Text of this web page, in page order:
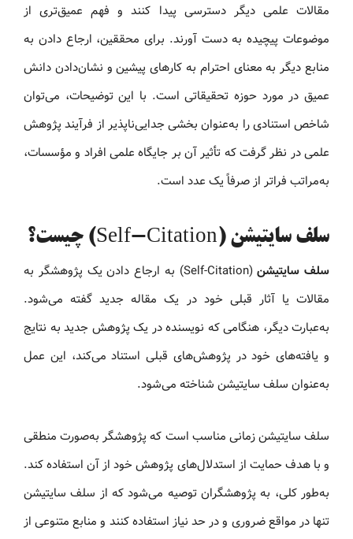
مقالات علمی دیگر دسترسی پیدا کنند و فهم عمیق‌تری از
موضوعات پیچیده به دست آورند. برای محققین، ارجاع دادن به
منابع دیگر به معنای احترام به کارهای پیشین و نشان‌دادن دانش
عمیق در مورد حوزه تحقیقاتی است. با این توضیحات، می‌توان
شاخص استنادی را به‌عنوان بخشی جدایی‌ناپذیر از فرآیند پژوهش
علمی در نظر گرفت که تأثیر آن بر جایگاه علمی افراد و مؤسسات،
به‌مراتب فراتر از صرفاً یک عدد است.
سلف سایتیشن (Self-Citation) چیست؟
سلف سایتیشن
(Self-Citation) به ارجاع دادن یک پژوهشگر به
مقالات یا آثار قبلی خود در یک مقاله جدید گفته می‌شود.
به‌عبارت دیگر، هنگامی که نویسنده در یک پژوهش جدید به نتایج
و یافته‌های خود در پژوهش‌های قبلی استناد می‌کند، این عمل
به‌عنوان سلف سایتیشن شناخته می‌شود.
سلف سایتیشن زمانی مناسب است که پژوهشگر به‌صورت منطقی
و با هدف حمایت از استدلال‌های پژوهش خود از آن استفاده کند.
به‌طور کلی، به پژوهشگران توصیه می‌شود که از سلف سایتیشن
تنها در مواقع ضروری و در حد نیاز استفاده کنند و منابع متنوعی از